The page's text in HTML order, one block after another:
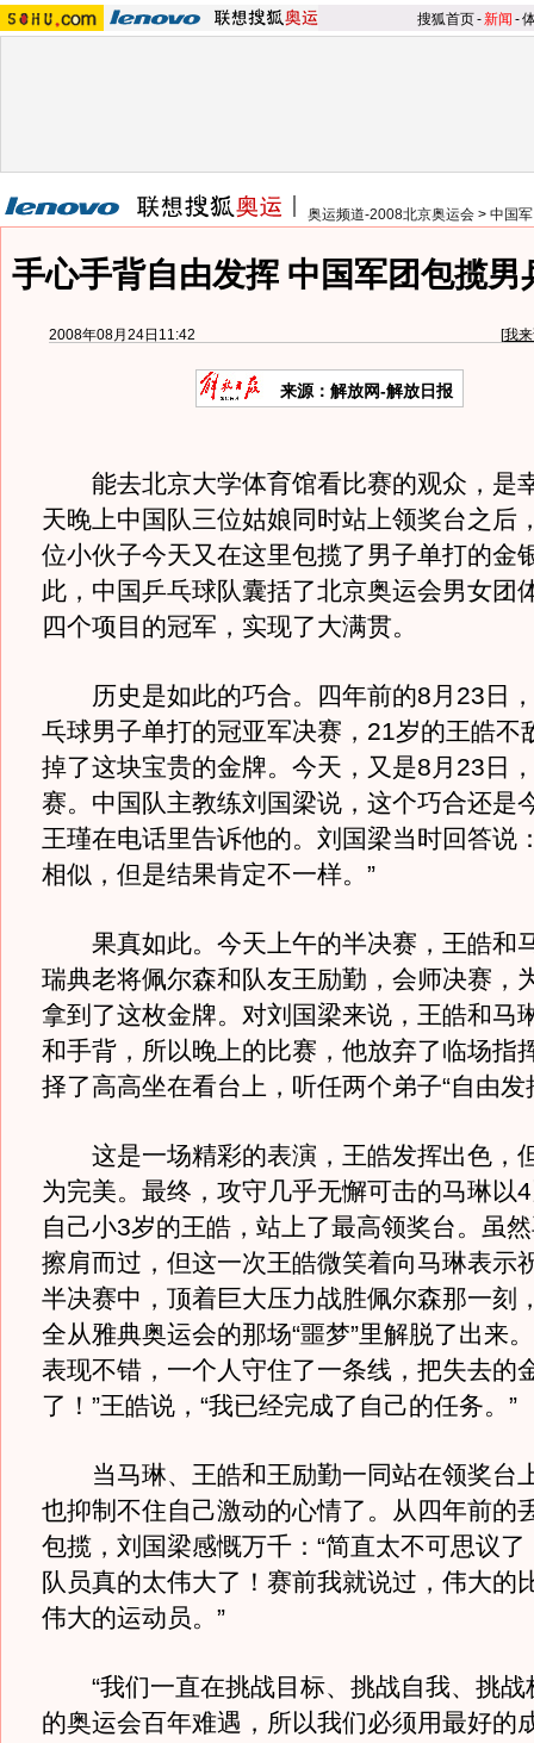
搜狐首页-新闻 -
奥运频道-2008北京奥运会 > 中国
手心手背自由发挥 中国军团包揽男
2008年08月24日11:42 [我
来源：解放网-解放日报
能去北京大学体育馆看比赛的观众，是
天晚上中国队三位姑娘同时站上领奖台之后
位小伙子今天又在这里包揽了男子单打的金
此，中国乒乓球队囊括了北京奥运会男女团
四个项目的冠军，实现了大满贯。
历史是如此的巧合。四年前的8月23日，
乓球男子单打的冠亚军决赛，21岁的王皓不
掉了这块宝贵的金牌。今天，又是8月23日
赛。中国队主教练刘国梁说，这个巧合还是
王瑾在电话里告诉他的。刘国梁当时回答说
相似，但是结果肯定不一样。”
果真如此。今天上午的半决赛，王皓和
瑞典老将佩尔森和队友王励勤，会师决赛，
拿到了这枚金牌。对刘国梁来说，王皓和马
和手背，所以晚上的比赛，他放弃了临场指
择了高高坐在看台上，听任两个弟子“自由发
这是一场精彩的表演，王皓发挥出色，
为完美。最终，攻守几乎无懈可击的马琳以
自己小3岁的王皓，站上了最高领奖台。虽
擦肩而过，但这一次王皓微笑着向马琳表示
半决赛中，顶着巨大压力战胜佩尔森那一刻
全从雅典奥运会的那场“噩梦”里解脱了出来
表现不错，一个人守住了一条线，把失去的
了！”王皓说，“我已经完成了自己的任务。”
当马琳、王皓和王励勤一同站在领奖台
也抑制不住自己激动的心情了。从四年前的
包揽，刘国梁感慨万千：“简直太不可思议
队员真的太伟大了！赛前我就说过，伟大的
伟大的运动员。”
“我们一直在挑战目标、挑战自我、挑战
的奥运会百年难遇，所以我们必须用最好的